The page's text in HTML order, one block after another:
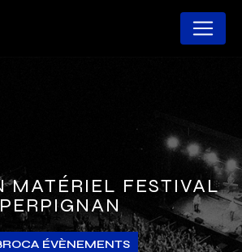
PERPIGNAN
BROCA ÉVÈNEMENTS